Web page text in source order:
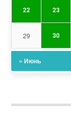
22 23
29 30
« Июнь